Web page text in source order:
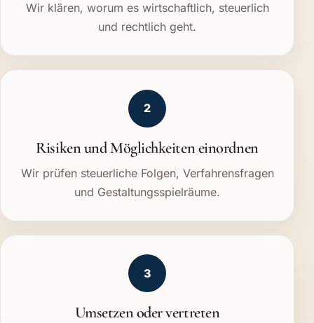
Wir klären, worum es wirtschaftlich, steuerlich
und rechtlich geht.
2
Risiken und Möglichkeiten einordnen
Wir prüfen steuerliche Folgen, Verfahrensfragen
und Gestaltungsspielräume.
3
Umsetzen oder vertreten